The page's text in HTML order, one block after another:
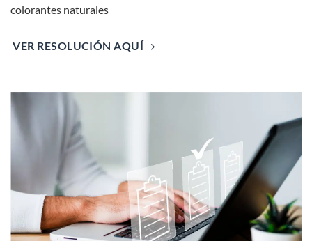
colorantes naturales
VER RESOLUCIÓN AQUÍ